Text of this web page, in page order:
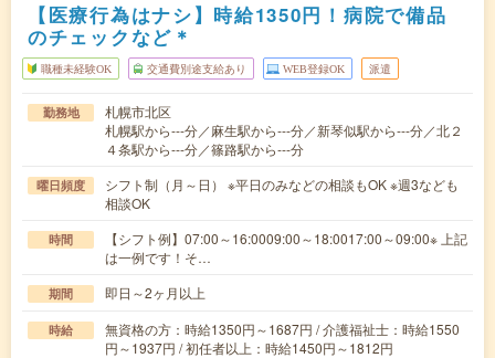
【医療行為はナシ】時給1350円！病院で備品
のチェックなど＊
職種未経験OK 交通費別途支給あり WEB登録OK 派遣
勤務地
札幌市北区
札幌駅から---分／麻生駅から---分／新琴似駅から---分／北２
４条駅から---分／篠路駅から---分
曜日頻度
シフト制（月～日） ※平日のみなどの相談もOK ※週3なども
相談OK
時間
【シフト例】07:00～16:0009:00～18:0017:00～09:00※ 上記
は一例です！そ…
期間 即日～2ヶ月以上
時給
無資格の方：時給1350円～1687円 / 介護福祉士：時給1550
円～1937円 / 初任者以上：時給1450円～1812円